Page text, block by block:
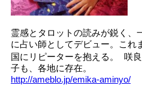
霊感とタロットの読みが鋭く、
に占い師としてデビュー。これ
国にリピーターを抱える。 咲
子も、各地に存在。
http://ameblo.jp/emika-aminyo/